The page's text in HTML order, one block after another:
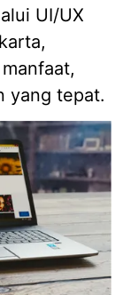
UI/UX
yang tepat.